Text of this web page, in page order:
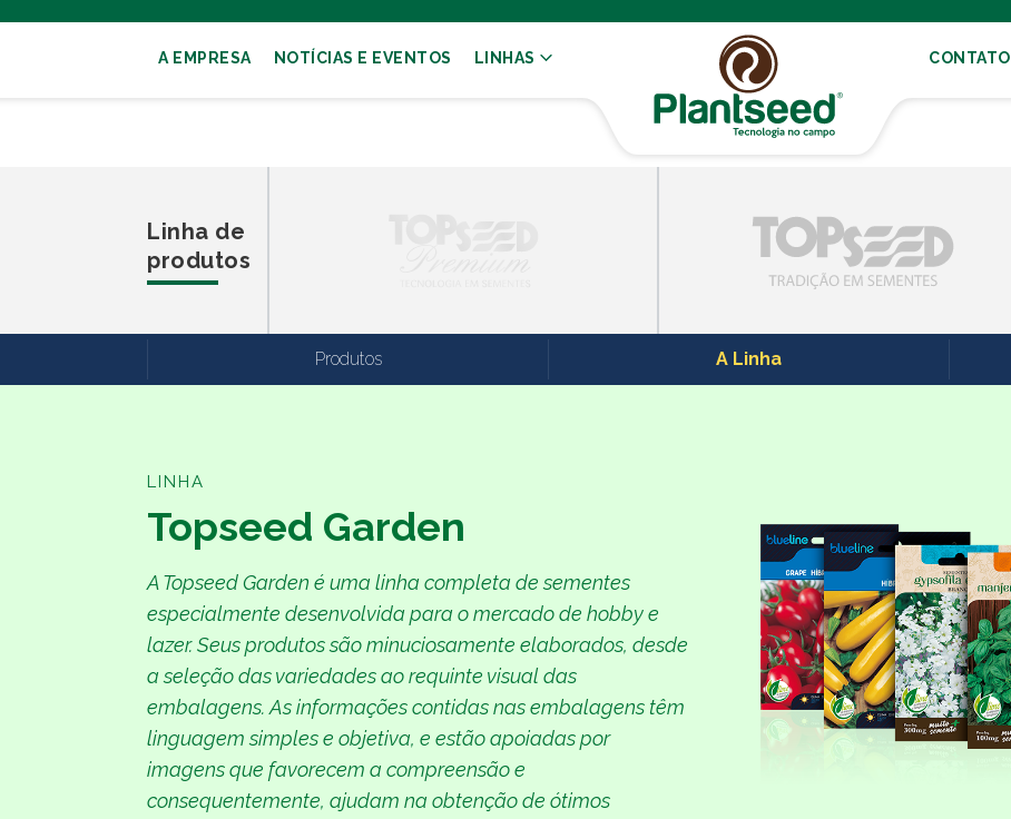
A EMPRESA NOTÍCIAS E EVENTOS LINHAS CONTATO
Linha de
produtos
Produtos A Linha
LINHA
Topseed Garden
A Topseed Garden é uma linha completa de sementes
especialmente desenvolvida para o mercado de hobby e
lazer. Seus produtos são minuciosamente elaborados, desde
a seleção das variedades ao requinte visual das
embalagens. As informações contidas nas embalagens têm
linguagem simples e objetiva, e estão apoiadas por
imagens que favorecem a compreensão e
consequentemente, ajudam na obtenção de ótimos